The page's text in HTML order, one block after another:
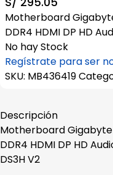
Motherboard
DDR4 HDMI DP HD
No hay Stock
Regístrate para ser
SKU: MB436419
Descripción
Motherboard Gigabyte
DDR4 HDMI DP HD
DS3H V2